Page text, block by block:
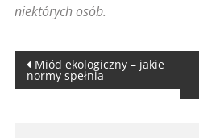
niektórych osób.
Nawigacja
wpisu
Miód ekologiczny – jakie
normy spełnia